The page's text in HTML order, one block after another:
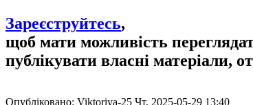
Зареєструйтесь,
щоб мати можливість
публікувати власні матеріали,
Опубліковано: Viktoriya-25 Чт, 2025-05-29 13:40